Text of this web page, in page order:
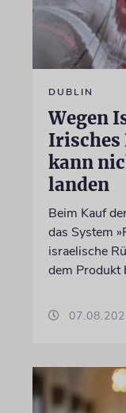
DUBLIN
Wegen
Irisches
kann
landen
Beim Kauf
das System
israelische
dem Produkt